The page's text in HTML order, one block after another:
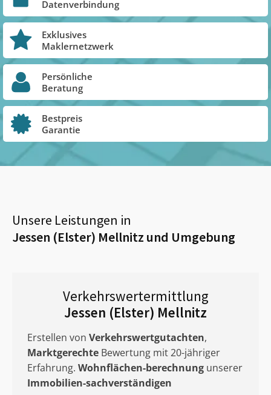
Datenverbindung
Exklusives
Maklernetzwerk
Persönliche
Beratung
Bestpreis
Garantie
Unsere Leistungen in
Jessen (Elster) Mellnitz und Umgebung
Verkehrswertermittlung
Jessen (Elster) Mellnitz
Erstellen von Verkehrswertgutachten,
Marktgerechte Bewertung mit 20-jähriger
Erfahrung. Wohnflächen-berechnung unserer
Immobilien-sachverständigen